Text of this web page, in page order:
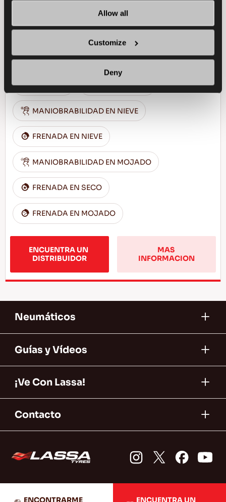
Allow all
Customize
Deny
Disfruta conduciendo en todas las estaciones
- Manejo seguro y comodidad para cada
TURISMO TODOTIEMPO
MANIOBRABILIDAD EN NIEVE
FRENADA EN NIEVE
MANIOBRABILIDAD EN MOJADO
FRENADA EN SECO
FRENADA EN MOJADO
ENCUENTRA UN
DISTRIBUIDOR
MAS
INFORMACION
Neumáticos
Guías y Vídeos
¡Ve Con Lassa!
Contacto
ENCONTRARME ENCUENTRA UN